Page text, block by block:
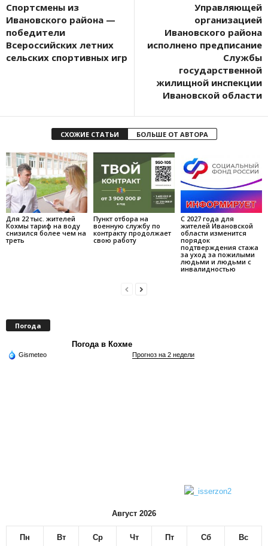
Спортсмены из
Ивановского района —
победители
Всероссийских летних
сельских спортивных игр
Управляющей
организацией
Ивановского района
исполнено предписание
Службы
государственной
жилищной инспекции
Ивановской области
СХОЖИЕ СТАТЬИ БОЛЬШЕ ОТ АВТОРА
Для 22 тыс. жителей
Кохмы тариф на воду
снизился более чем на
треть
Пункт отбора на
военную службу по
контракту продолжает
свою работу
С 2027 года для
жителей Ивановской
области изменится
порядок
подтверждения стажа
за уход за пожилыми
людьми и людьми с
инвалидностью
Погода
Погода в Кохме
Gismeteo Прогноз на 2 недели
Август 2026
Пн Вт Ср Чт Пт Сб Вс